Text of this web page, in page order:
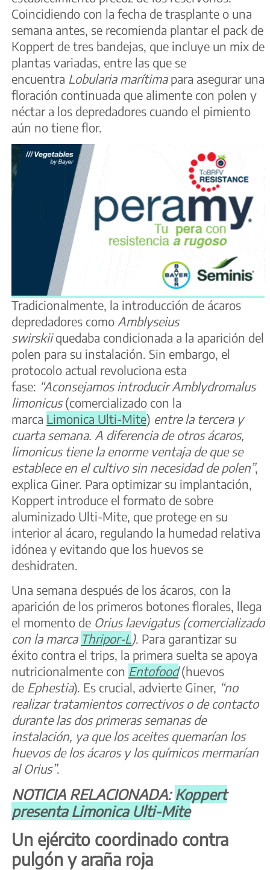
Coincidiendo con la fecha de trasplante o una
semana antes, se recomienda plantar el pack de
Koppert de tres bandejas, que incluye un mix de
plantas variadas, entre las que se
encuentra Lobularia marítima para asegurar una
floración continuada que alimente con polen y
néctar a los depredadores cuando el pimiento
aún no tiene flor.
Tradicionalmente, la introducción de ácaros
depredadores como Amblyseius
swirskiiquedaba condicionada a la aparición del
polen para su instalación. Sin embargo, el
protocolo actual revoluciona esta
fase: “Aconsejamos introducir Amblydromalus
limonicus(comercializado con la
marca Limonica Ulti-Mite) entre la tercera y
cuarta semana. A diferencia de otros ácaros,
limonicus tiene la enorme ventaja de que se
establece en el cultivo sin necesidad de polen”,
explica Giner. Para optimizar su implantación,
Koppert introduce el formato de sobre
aluminizado Ulti-Mite, que protege en su
interior al ácaro, regulando la humedad relativa
idónea y evitando que los huevos se
deshidraten.
Una semana después de los ácaros, con la
aparición de los primeros botones florales, llega
el momento de Orius laevigatus (comercializado
con la marca Thripor-L). Para garantizar su
éxito contra el trips, la primera suelta se apoya
nutricionalmente con Entofood(huevos
de Ephestia). Es crucial, advierte Giner, “no
realizar tratamientos correctivos o de contacto
durante las dos primeras semanas de
instalación, ya que los aceites quemarían los
huevos de los ácaros y los químicos mermarían
al Orius”.
NOTICIA RELACIONADA: Koppert
presenta Limonica Ulti-Mite
Un ejército coordinado contra
pulgón y araña roja